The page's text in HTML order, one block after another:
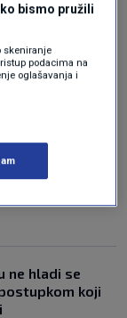
ne hladi se
koji
bismo pružili
skeniranje
podacima na
oglašavanja i